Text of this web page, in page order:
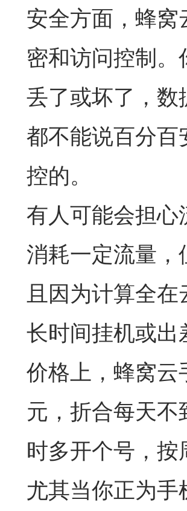
安全方面，蜂
密和访问控制
丢了或坏了，
都不能说百分
控的。
有人可能会担
消耗一定流量
且因为计算全
长时间挂机或
价格上，蜂窝
元，折合每天
时多开个号，
尤其当你正为